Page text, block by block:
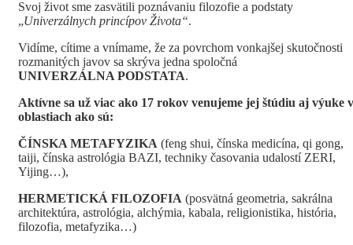
Svoj život sme zasvätili poznávaniu filozofie a podstaty
„Univerzálnych princípov Života“.
Vidíme, cítime a vnímame, že za povrchom vonkajšej skutočnosti
rozmanitých javov sa skrýva jedna spoločná
UNIVERZÁLNA PODSTATA.
Aktívne sa už viac ako 17 rokov venujeme jej štúdiu aj výuke v
oblastiach ako sú:
ČÍNSKA METAFYZIKA (feng shui, čínska medicína, qi gong,
taiji, čínska astrológia BAZI, techniky časovania udalostí ZERI,
Yijing…),
HERMETICKÁ FILOZOFIA (posvätná geometria, sakrálna
architektúra, astrológia, alchýmia, kabala, religionistika, história,
filozofia, metafyzika…)